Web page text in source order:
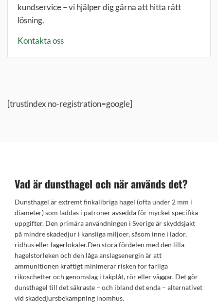
kundservice – vi hjälper dig gärna att hitta rätt
lösning.
Kontakta oss
[trustindex no-registration=google]
Vad är dunsthagel och när används det?
Dunsthagel är extremt finkalibriga hagel (ofta under 2 mm i
diameter) som laddas i patroner avsedda för mycket specifika
uppgifter. Den primära användningen i Sverige är skyddsjakt
på mindre skadedjur i känsliga miljöer, såsom inne i lador,
ridhus eller lagerlokaler.Den stora fördelen med den lilla
hagelstorleken och den låga anslagsenergin är att
ammunitionen kraftigt minimerar risken för farliga
rikoschetter och genomslag i takplåt, rör eller väggar. Det gör
dunsthagel till det säkraste – och ibland det enda – alternativet
vid skadedjursbekämpning inomhus.